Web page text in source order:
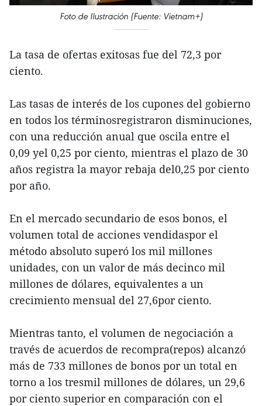
Foto de Ilustración (Fuente: Vietnam+)
La tasa de ofertas exitosas fue del 72,3 por
ciento.
Las tasas de interés de los cupones del gobierno
en todos los términosregistraron disminuciones,
con una reducción anual que oscila entre el
0,09 yel 0,25 por ciento, mientras el plazo de 30
años registra la mayor rebaja del0,25 por ciento
por año.
En el mercado secundario de esos bonos, el
volumen total de acciones vendidaspor el
método absoluto superó los mil millones
unidades, con un valor de más decinco mil
millones de dólares, equivalentes a un
crecimiento mensual del 27,6por ciento.
Mientras tanto, el volumen de negociación a
través de acuerdos de recompra(repos) alcanzó
más de 733 millones de bonos por un total en
torno a los tresmil millones de dólares, un 29,6
por ciento superior en comparación con el